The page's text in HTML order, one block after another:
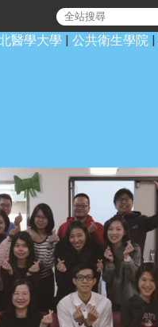
醫學大學 | 公共衛生學院 |